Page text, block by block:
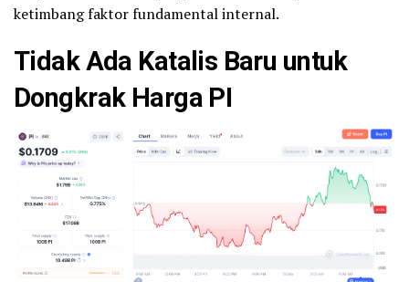
ketimbang faktor fundamental internal.
Tidak Ada Katalis Baru untuk
Dongkrak Harga PI